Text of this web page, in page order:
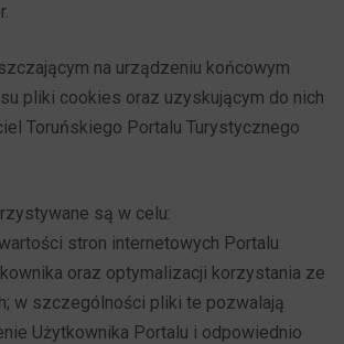
na urządzeniu końcowym
pliki cookies oraz uzyskującym do nich
Toruńskiego Portalu Turystycznego
są w celu:
stron internetowych Portalu
oraz optymalizacji korzystania ze
w szczególności pliki te pozwalają
Użytkownika Portalu i odpowiednio